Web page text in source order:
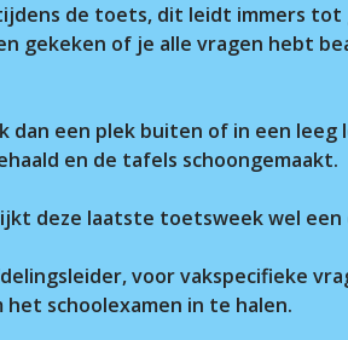
de toets, dit leidt immers
gekeken of je alle vragen hebt
een plek buiten of in een
en de tafels schoongemaakt.
deze laatste toetsweek wel een
voor vakspecifieke
schoolexamen in te halen.